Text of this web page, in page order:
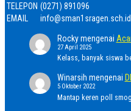
TELEPON (0271) 891096
EMAIL
info@sman1sragen.sch.id
Rockymengenai
27 April 2025
Kelass, banyak siswa
Winarsih mengenai
5 Oktober 2022
Mantap keren poll